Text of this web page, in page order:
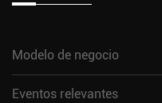
Modelo de negocio
Eventos relevantes